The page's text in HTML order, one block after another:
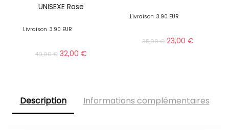
UNISEXE Rose
Livraison 3.90 EUR
49,00€ 32,00€
Livraison 3.90 EUR
35,00€ 23,00 €
Description Informations complémentaires